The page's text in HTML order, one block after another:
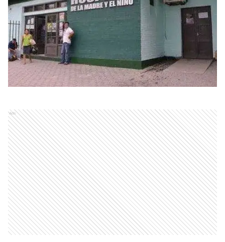
Ads